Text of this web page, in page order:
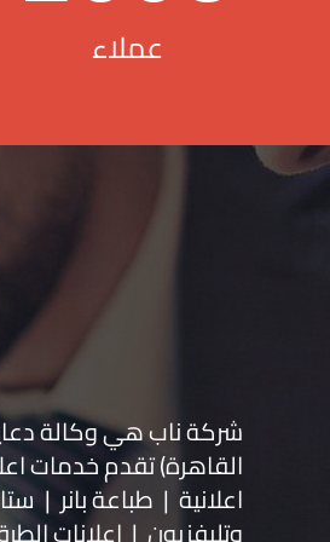
عملاء
شركة ناب هي وكالة
القاهرة) تقدم خدمات
اعلانية | طباعة بانر |